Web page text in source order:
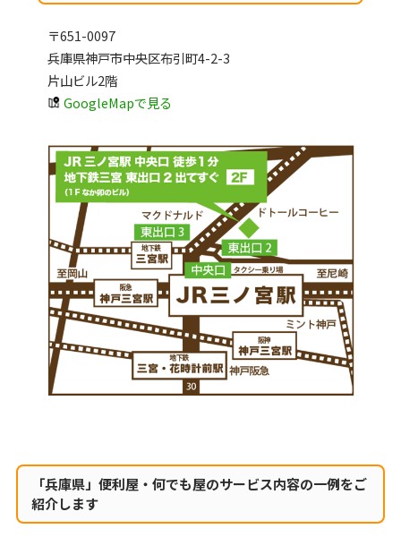
〒651-0097
兵庫県神戸市中央区布引町4-2-3
片山ビル2階
GoogleMapで見る
「兵庫県」便利屋・何でも屋のサービス内容の一例をご
紹介します